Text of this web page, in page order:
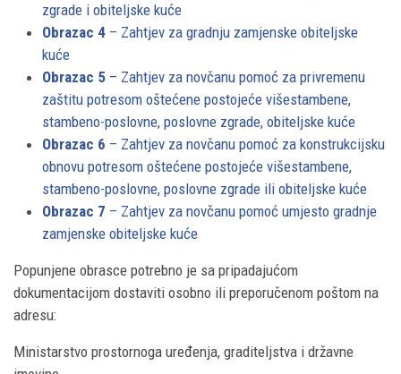
zgrade i obiteljske kuće
Obrazac 4 – Zahtjev za gradnju zamjenske obiteljske
kuće
Obrazac 5 – Zahtjev za novčanu pomoć za privremenu
zaštitu potresom oštećene postojeće višestambene,
stambeno-poslovne, poslovne zgrade, obiteljske kuće
Obrazac 6 – Zahtjev za novčanu pomoć za konstrukcijsku
obnovu potresom oštećene postojeće višestambene,
stambeno-poslovne, poslovne zgrade ili obiteljske kuće
Obrazac 7 – Zahtjev za novčanu pomoć umjesto gradnje
zamjenske obiteljske kuće
Popunjene obrasce potrebno je sa pripadajućom
dokumentacijom dostaviti osobno ili preporučenom poštom na
adresu:
Ministarstvo prostornoga uređenja, graditeljstva i državne